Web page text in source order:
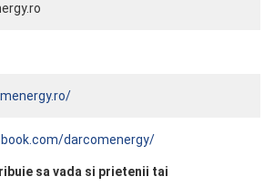
darcomenergy/
sa vada si prietenii tai